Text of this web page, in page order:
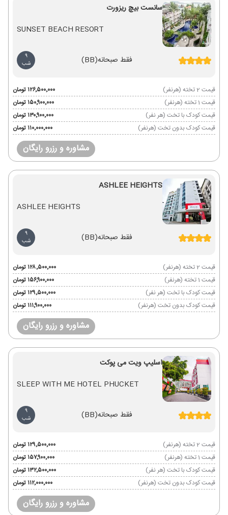
سانست بیچ ریزورت
SUNSET BEACH RESORT
فقط صبحانه(BB)
9
شب
قیمت 2 تخته (هرنفر)
۱۲۶٬۵۰۰٬۰۰۰ تومان
قیمت 1 تخته (هرنفر)
۱۵۰٬۹۰۰٬۰۰۰ تومان
قیمت کودک با تخت (هر نفر)
۱۳۰٬۹۰۰٬۰۰۰ تومان
قیمت کودک بدون تخت (هرنفر)
۱۱۰٬۰۰۰٬۰۰۰ تومان
مشاوره و رزرو رایگان
ASHLEE HEIGHTS
ASHLEE HEIGHTS
فقط صبحانه(BB)
9
شب
قیمت 2 تخته (هرنفر)
۱۲۸٬۵۰۰٬۰۰۰ تومان
قیمت 1 تخته (هرنفر)
۱۵۶٬۹۰۰٬۰۰۰ تومان
قیمت کودک با تخت (هر نفر)
۱۲۹٬۵۰۰٬۰۰۰ تومان
قیمت کودک بدون تخت (هرنفر)
۱۱۱٬۹۰۰٬۰۰۰ تومان
مشاوره و رزرو رایگان
اسلیپ ویت می پوکت
SLEEP WITH ME HOTEL PHUCKET
فقط صبحانه(BB)
9
شب
قیمت 2 تخته (هرنفر)
۱۲۹٬۵۰۰٬۰۰۰ تومان
قیمت 1 تخته (هرنفر)
۱۵۷٬۹۰۰٬۰۰۰ تومان
قیمت کودک با تخت (هر نفر)
۱۳۲٬۵۰۰٬۰۰۰ تومان
قیمت کودک بدون تخت (هرنفر)
۱۱۲٬۰۰۰٬۰۰۰ تومان
مشاوره و رزرو رایگان